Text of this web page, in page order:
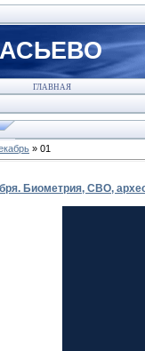
ГЛАВНАЯ
» 01
Биометрия, СВО,